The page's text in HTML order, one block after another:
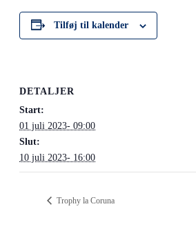
Tilføj til kalender
DETALJER
Start:
01 juli 2023- 09:00
Slut:
10 juli 2023- 16:00
Trophy la Coruna